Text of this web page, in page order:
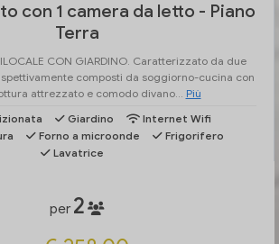
con 1 camera da letto - Piano
Terra
CON GIARDINO. Caratterizzato da due
composti da soggiorno-cucina con
attrezzato e comodo divano... Più
Giardino
Internet Wifi
Forno a microonde
Frigorifero
Lavatrice
per2